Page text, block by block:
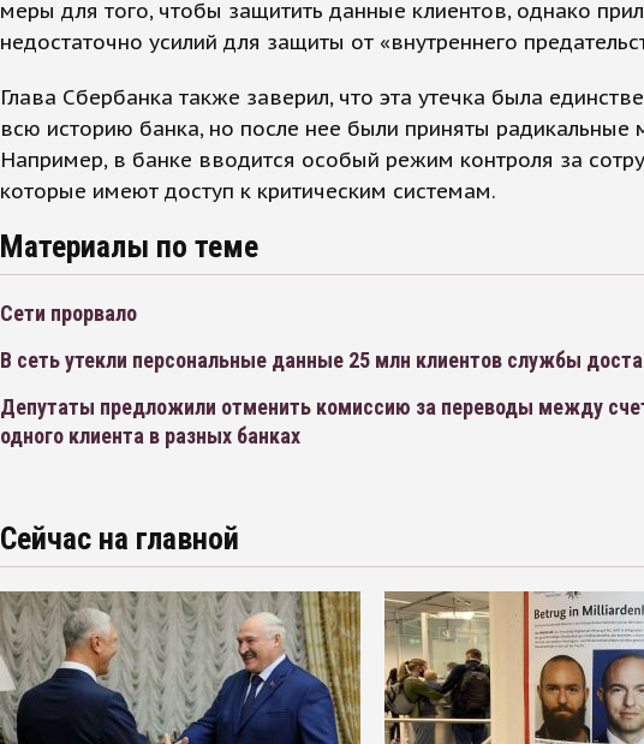
меры для того, чтобы защитить данные клиентов, однако
недостаточно усилий для защиты от «внутреннего
Глава Сбербанка также заверил, что эта утечка была
всю историю банка, но после нее были приняты радикальные
Например, в банке вводится особый режим контроля за
которые имеют доступ к критическим системам.
Материалы по теме
Сети прорвало
В сеть утекли персональные данные 25 млн клиентов службы
Депутаты предложили отменить комиссию за переводы между
одного клиента в разных банках
Сейчас на главной